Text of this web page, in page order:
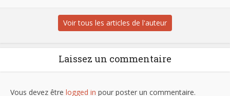
Voir tous les articles de l'auteur
Laissez un commentaire
Vous devez être logged in pour poster un commentaire.